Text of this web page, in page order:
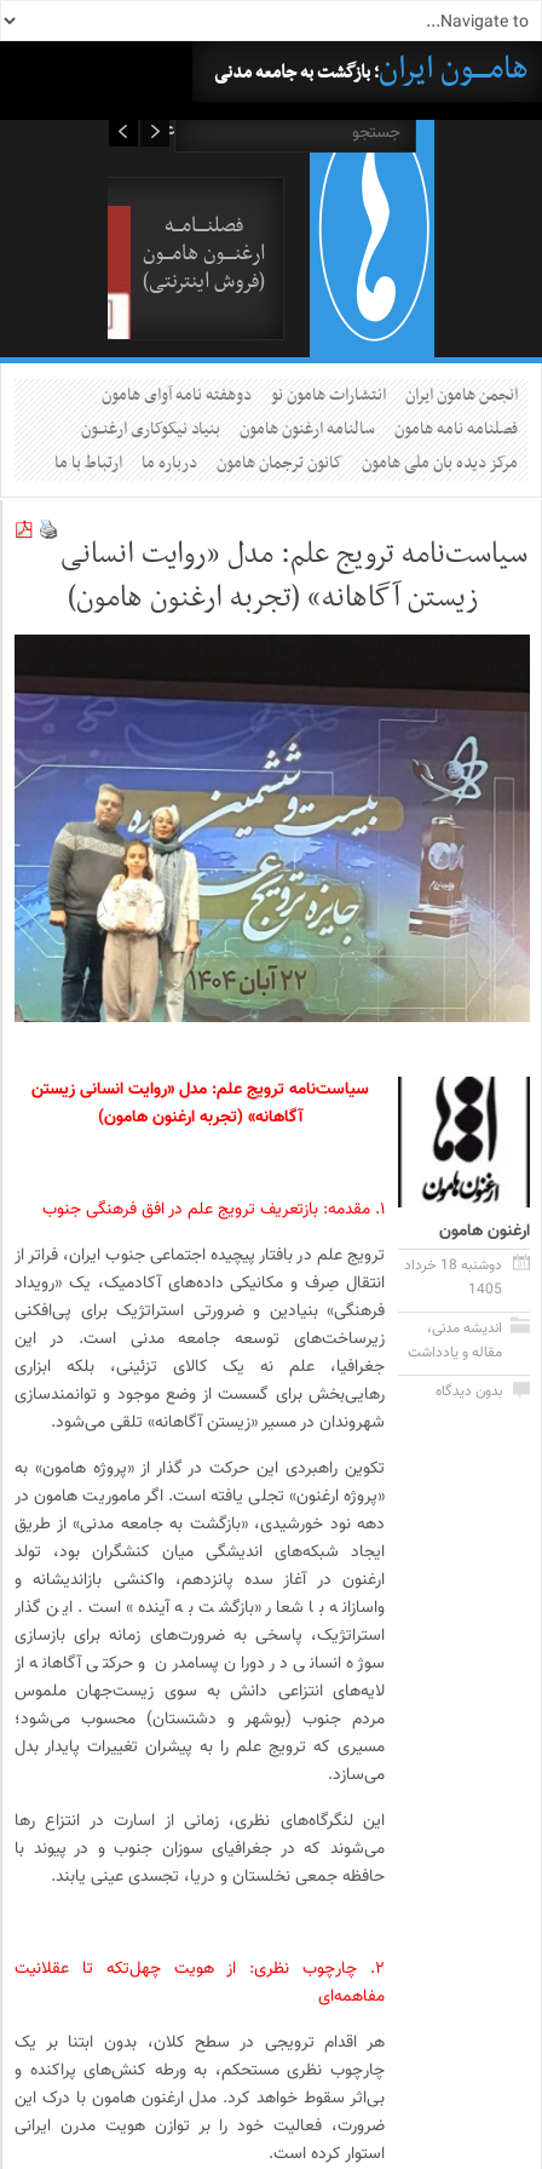
هامــــون ایران؛ بازگشت به جامعه مدنی
فصلنــــامـــه
ارغنــــون هامـــون
(فروش اینترنتی)
انجمن هامون ایران انتشارات هامون نو
دوهفته نامه آوای هامون
فصلنامه نامه هامون
سالنامه ارغنون هامون
بنیاد نیکوکاری ارغنــون
مرکز دیده بان ملی هامون
کانون ترجمان هامون درباره ما ارتباط با ما
سیاست‌نامه ترویج علم: مدل «روایت انسانی
زیستن آگاهانه» (تجربه ارغنون هامون)
ارغنون هامون
دوشنبه 18 خرداد
1405
اندیشه مدنی،
مقاله و یادداشت
بدون دیدگاه
سیاست‌نامه ترویج علم: مدل «روایت انسانی زیستن
آگاهانه» (تجربه ارغنون هامون)
۱. مقدمه: بازتعریف ترویج علم در افق فرهنگی جنوب
ترویج علم در بافتار پیچیده اجتماعی جنوب ایران، فراتر از
انتقال صِرف و مکانیکی داده‌های آکادمیک، یک «رویداد
فرهنگی» بنیادین و ضرورتی استراتژیک برای پی‌افکنی
زیرساخت‌های توسعه جامعه مدنی است. در این
جغرافیا، علم نه یک کالای تزئینی، بلکه ابزاری
رهایی‌بخش برای گسست از وضع موجود و توانمندسازی
شهروندان در مسیر «زیستن آگاهانه» تلقی می‌شود.
تکوین راهبردی این حرکت در گذار از «پروژه هامون» به
«پروژه ارغنون» تجلی یافته است. اگر ماموریت هامون در
دهه نود خورشیدی، «بازگشت به جامعه مدنی» از طریق
ایجاد شبکه‌های اندیشگی میان کنشگران بود، تولد
ارغنون در آغاز سده پانزدهم، واکنشی بازاندیشانه و
واسازانه با شعار «بازگشت به آینده» است. این گذار
استراتژیک، پاسخی به ضرورت‌های زمانه برای بازسازی
سوژه انسانی در دوران پسامدرن و حرکتی آگاهانه از
لایه‌های انتزاعی دانش به سوی زیست‌جهان ملموس
مردم جنوب (بوشهر و دشتستان) محسوب می‌شود؛
مسیری که ترویج علم را به پیشران تغییرات پایدار بدل
می‌سازد.
این لنگرگاه‌های نظری، زمانی از اسارت در انتزاع رها
می‌شوند که در جغرافیای سوزان جنوب و در پیوند با
حافظه جمعی نخلستان و دریا، تجسدی عینی یابند.
۲. چارچوب نظری: از هویت چهل‌تکه تا عقلانیت
مفاهمه‌ای
هر اقدام ترویجی در سطح کلان، بدون ابتنا بر یک
چارچوب نظری مستحکم، به ورطه کنش‌های پراکنده و
بی‌اثر سقوط خواهد کرد. مدل ارغنون هامون با درک این
ضرورت، فعالیت خود را بر توازن هویت مدرن ایرانی
استوار کرده است.